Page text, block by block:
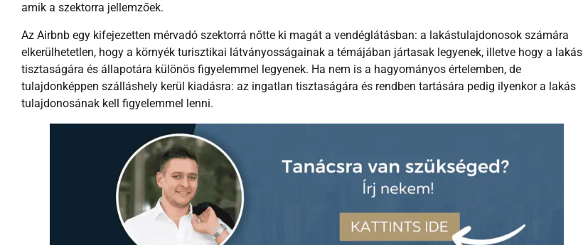
amik a szektorra jellemzőek.
Az Airbnb egy kifejezetten mérvadó szektorrá nőtte ki magát a vendéglátásban: a lakástulajdonosok számára
elkerülhetetlen, hogy a környék turisztikai látványosságainak a témájában jártasak legyenek, illetve hogy a lakás
tisztaságára és állapotára különös figyelemmel legyenek. Ha nem is a hagyományos értelemben, de
tulajdonképpen szálláshely kerül kiadásra: az ingatlan tisztaságára és rendben tartására pedig ilyenkor a lakás
tulajdonosának kell figyelemmel lenni.